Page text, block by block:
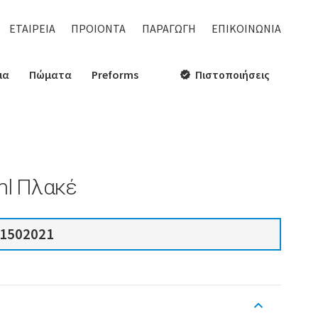
ΕΤΑΙΡΕΙΑ ΠΡΟΙΟΝΤΑ ΠΑΡΑΓΩΓΗ ΕΠΙΚΟΙΝΩΝΙΑ
Πώματα Preforms verified Πιστοποιήσεις
Πλακέ